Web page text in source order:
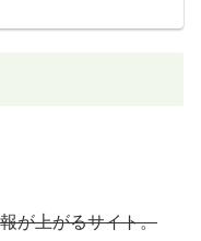
が上がるサイト。